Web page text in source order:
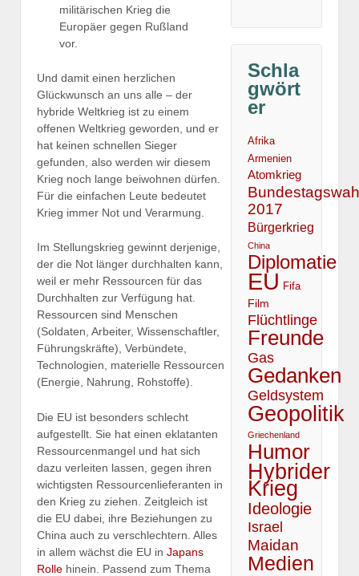
militärischen Krieg die
Europäer gegen Rußland
vor.
Und damit einen herzlichen
Glückwunsch an uns alle – der
hybride Weltkrieg ist zu einem
offenen Weltkrieg geworden, und er
hat keinen schnellen Sieger
gefunden, also werden wir diesem
Krieg noch lange beiwohnen dürfen.
Für die einfachen Leute bedeutet
Krieg immer Not und Verarmung.
Im Stellungskrieg gewinnt derjenige,
der die Not länger durchhalten kann,
weil er mehr Ressourcen für das
Durchhalten zur Verfügung hat.
Ressourcen sind Menschen
(Soldaten, Arbeiter, Wissenschaftler,
Führungskräfte), Verbündete,
Technologien, materielle Ressourcen
(Energie, Nahrung, Rohstoffe).
Die EU ist besonders schlecht
aufgestellt. Sie hat einen eklatanten
Ressourcenmangel und hat sich
dazu verleiten lassen, gegen ihren
wichtigsten Ressourcenlieferanten in
den Krieg zu ziehen. Zeitgleich ist
die EU dabei, ihre Beziehungen zu
China auch zu verschlechtern. Alles
in allem wächst die EU in Japans
Rolle hinein. Passend zum Thema
Schla
gwört
er
Afrika
Armenien
Atomkrieg
2017
Bürgerkrieg
China
Diplomatie
EU Fifa
Film
Flüchtlinge
Freunde
Gas
Gedanken
Geldsystem
Geopolitik
Griechenland
Humor
Hybrider
Krieg
Ideologie
Israel
Maidan
Medien